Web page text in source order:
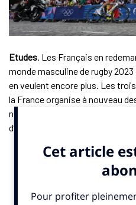
Etudes. Les Français en
monde masculine de rugby
en veulent encore plus. Les
la France organise à nouveau
niveau, indique le premier
d’Événements Sportifs (TES),
estiment que l’organisation de
internationaux (GESI) dans
tour Eiffel, à Paris.